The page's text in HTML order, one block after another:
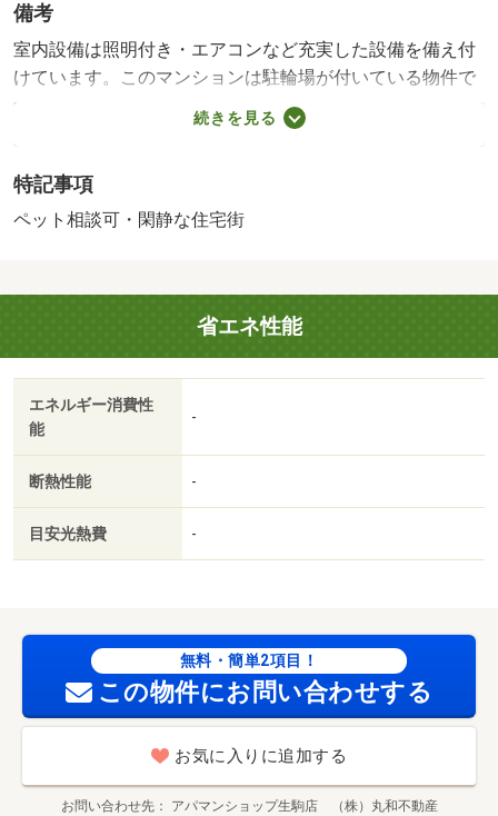
備考
室内設備は照明付き・エアコンなど充実した設備を備え付
けています。このマンションは駐輪場が付いている物件で
す。ペットが大好きな方にも紹介したい、ペット相談可の
物件です。陽当たりが良いので、洗濯物が臭わずに乾きま
を感じるフローリングとなっています。快適な生活を送り
たい方にオススメ、単身者限定の物件です。現在空家とな
０％、１年毎の更新保証料１５，０００円）・ペット条
件：猫可・室内設備はエアコン・照明付きなど充実した設
備を備え付けています。防犯対策もバッチリなマンション
タイプの物件です。引っ越しの際には陽差しが入るマンシ
ョンで新生活を爽やかにエンジョイしてください。・バイ
ク置場：なし・駐輪場：有/自治会費 300円
続きを見る
特記事項
ペット相談可・閑静な住宅街
省エネ性能
エネルギー消費性
能
-
断熱性能 -
目安光熱費 -
無料・簡単2項目！
この物件にお問い合わせする
お気に入りに追加する
お問い合わせ先 アパマンショップ生駒店 （株）丸和不動産